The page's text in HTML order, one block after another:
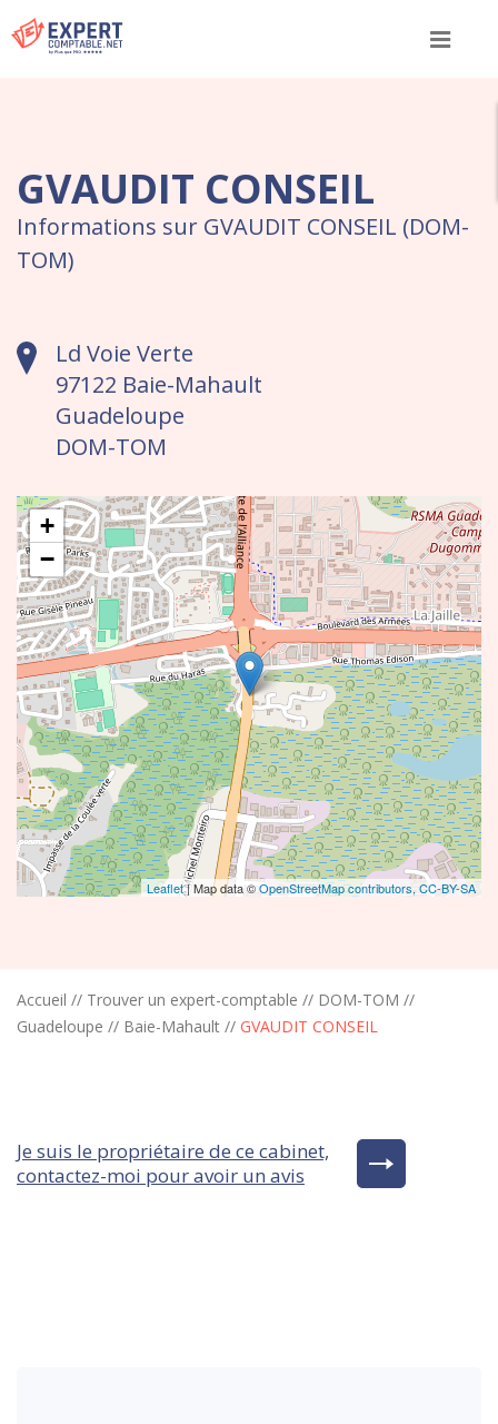
Menu
GVAUDIT CONSEIL
Informations sur GVAUDIT CONSEIL (DOM-
TOM)
Ld Voie Verte
97122 Baie-Mahault
Guadeloupe
DOM-TOM
+
−
Leaflet| Map data ©OpenStreetMap contributors, CC-BY-SA
Accueil // Trouver un expert-comptable // DOM-TOM //
Guadeloupe // Baie-Mahault // GVAUDIT CONSEIL
Je suis le propriétaire de ce cabinet,
contactez-moi pour avoir un avis